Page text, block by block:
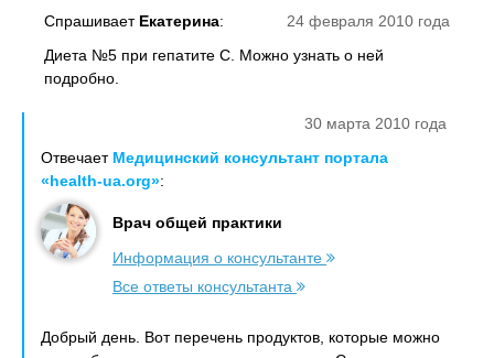
24 февраля 2010 года
Спрашивает Екатерина:
Диета №5 при гепатите С. Можно узнать о ней
подробно.
30 марта 2010 года
Отвечает Медицинский консультант портала
«health-ua.org»:
Врач общей практики
Информация о консультанте
Все ответы консультанта
Добрый день. Вот перечень продуктов, которые можно